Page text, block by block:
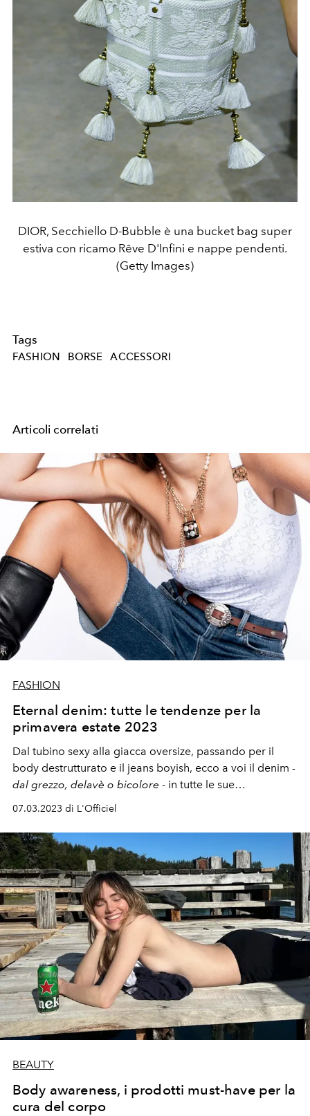
DIOR, Secchiello D-Bubble è una bucket bag super
estiva con ricamo Rêve D'Infini e nappe pendenti.
(Getty Images)
Tags
FASHION BORSE ACCESSORI
Articoli correlati
FASHION
Eternal denim: tutte le tendenze per la
primavera estate 2023
Dal tubino sexy alla giacca oversize, passando per il
body destrutturato e il jeans boyish, ecco a voi il denim -
dal grezzo, delavè o bicolore - in tutte le sue
declinazioni.
07.03.2023 di L'Officiel
BEAUTY
Body awareness, i prodotti must-have per la
cura del corpo